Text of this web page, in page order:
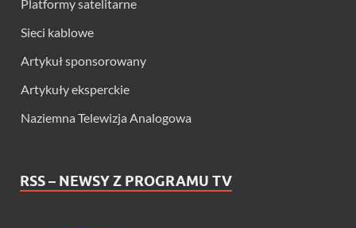
Platformy satelitarne
Sieci kablowe
Artykuł sponsorowany
Artykuły eksperckie
Naziemna Telewizja Analogowa
RSS – NEWSY Z PROGRAMU TV